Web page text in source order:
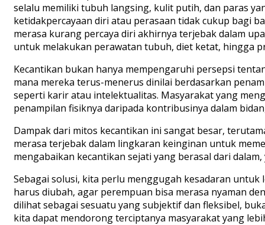
selalu memiliki tubuh langsing, kulit putih, dan paras
ketidakpercayaan diri atau perasaan tidak cukup bagi
merasa kurang percaya diri akhirnya terjebak dalam
untuk melakukan perawatan tubuh, diet ketat, hingga
Kecantikan bukan hanya mempengaruhi persepsi
mana mereka terus-menerus dinilai berdasarkan
seperti karir atau intelektualitas. Masyarakat yang
penampilan fisiknya daripada kontribusinya dalam
Dampak dari mitos kecantikan ini sangat besar,
merasa terjebak dalam lingkaran keinginan untuk
mengabaikan kecantikan sejati yang berasal dari
Sebagai solusi, kita perlu menggugah kesadaran
harus diubah, agar perempuan bisa merasa nyaman
dilihat sebagai sesuatu yang subjektif dan fleksibel,
kita dapat mendorong terciptanya masyarakat yang